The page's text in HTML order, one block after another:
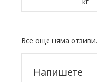
Все още няма отзиви.
Напишете